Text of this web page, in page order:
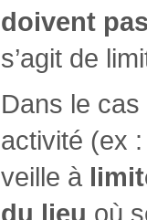
doivent
s’agit de
Dans le
activité (ex
veille à
du lieu où